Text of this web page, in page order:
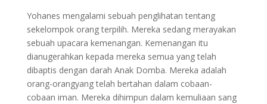
Yohanes mengalami sebuah penglihatan tentang
sekelompok orang terpilih. Mereka sedang merayakan
sebuah upacara kemenangan. Kemenangan itu
dianugerahkan kepada mereka semua yang telah
dibaptis dengan darah Anak Domba. Mereka adalah
orang-orangyang telah bertahan dalam cobaan-
cobaan iman. Mereka dihimpun dalam kemuliaan sang